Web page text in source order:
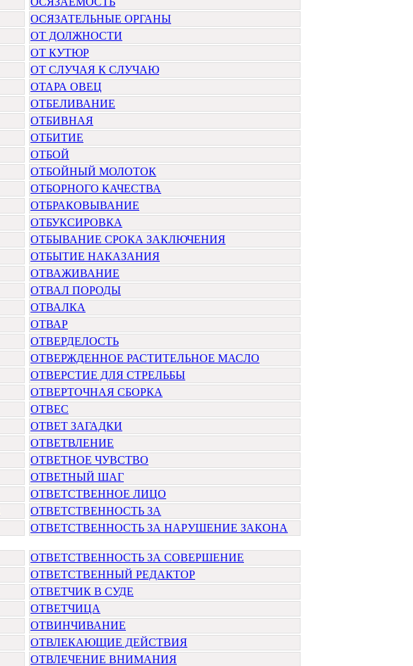
ОСЯЗАТЕЛЬНЫЕ ОРГАНЫ
ОТ ДОЛЖНОСТИ
ОТ КУТЮР
ОТ СЛУЧАЯ К СЛУЧАЮ
ОТАРА ОВЕЦ
ОТБЕЛИВАНИЕ
ОТБИВНАЯ
ОТБИТИЕ
ОТБОЙ
ОТБОЙНЫЙ МОЛОТОК
ОТБОРНОГО КАЧЕСТВА
ОТБРАКОВЫВАНИЕ
ОТБУКСИРОВКА
ОТБЫВАНИЕ СРОКА ЗАКЛЮЧЕНИЯ
ОТБЫТИЕ НАКАЗАНИЯ
ОТВАЖИВАНИЕ
ОТВАЛ ПОРОДЫ
ОТВАЛКА
ОТВАР
ОТВЕРДЕЛОСТЬ
ОТВЕРЖДЕННОЕ РАСТИТЕЛЬНОЕ МАСЛО
ОТВЕРСТИЕ ДЛЯ СТРЕЛЬБЫ
ОТВЕРТОЧНАЯ СБОРКА
ОТВЕС
ОТВЕТ ЗАГАДКИ
ОТВЕТВЛЕНИЕ
ОТВЕТНОЕ ЧУВСТВО
ОТВЕТНЫЙ ШАГ
ОТВЕТСТВЕННОЕ ЛИЦО
ОТВЕТСТВЕННОСТЬ ЗА
ОТВЕТСТВЕННОСТЬ ЗА НАРУШЕНИЕ ЗАКОНА
ОТВЕТСТВЕННОСТЬ ЗА СОВЕРШЕНИЕ
ОТВЕТСТВЕННЫЙ РЕДАКТОР
ОТВЕТЧИК В СУДЕ
ОТВЕТЧИЦА
ОТВИНЧИВАНИЕ
ОТВЛЕКАЮЩИЕ ДЕЙСТВИЯ
ОТВЛЕЧЕНИЕ ВНИМАНИЯ